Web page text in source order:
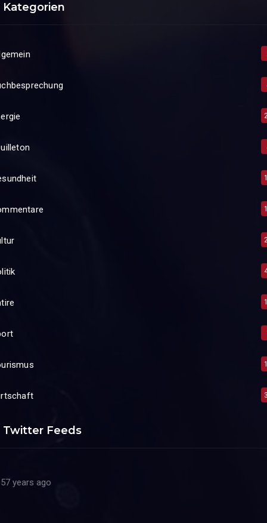
Kategorien
Twitter Feeds
57 years ago